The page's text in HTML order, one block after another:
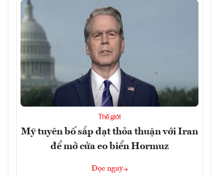
Thế giới
Mỹ tuyên bố sắp đạt thỏa thuận với Iran
để mở cửa eo biển Hormuz
Đọc ngay